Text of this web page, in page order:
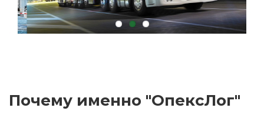
Почему именно "ОпексЛог"